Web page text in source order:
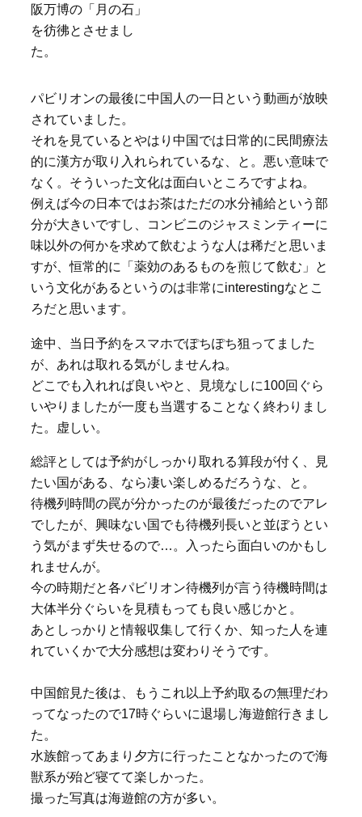
阪万博の「月の石」
を彷彿とさせまし
た。
パビリオンの最後に中国人の一日という動画が放映
されていました。
それを見ているとやはり中国では日常的に民間療法
的に漢方が取り入れられているな、と。悪い意味で
なく。そういった文化は面白いところですよね。
例えば今の日本ではお茶はただの水分補給という部
分が大きいですし、コンビニのジャスミンティーに
味以外の何かを求めて飲むような人は稀だと思いま
すが、恒常的に「薬効のあるものを煎じて飲む」と
いう文化があるというのは非常にinterestingなとこ
ろだと思います。
途中、当日予約をスマホでぽちぽち狙ってました
が、あれは取れる気がしませんね。
どこでも入れれば良いやと、見境なしに100回ぐら
いやりましたが一度も当選することなく終わりまし
た。虚しい。
総評としては予約がしっかり取れる算段が付く、見
たい国がある、なら凄い楽しめるだろうな、と。
待機列時間の罠が分かったのが最後だったのでアレ
でしたが、興味ない国でも待機列長いと並ぼうとい
う気がまず失せるので…。入ったら面白いのかもし
れませんが。
今の時期だと各パビリオン待機列が言う待機時間は
大体半分ぐらいを見積もっても良い感じかと。
あとしっかりと情報収集して行くか、知った人を連
れていくかで大分感想は変わりそうです。
中国館見た後は、もうこれ以上予約取るの無理だわ
ってなったので17時ぐらいに退場し海遊館行きまし
た。
水族館ってあまり夕方に行ったことなかったので海
獣系が殆ど寝てて楽しかった。
撮った写真は海遊館の方が多い。